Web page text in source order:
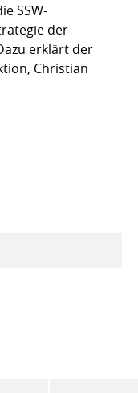
SSW-
der
erklärt der
Christian